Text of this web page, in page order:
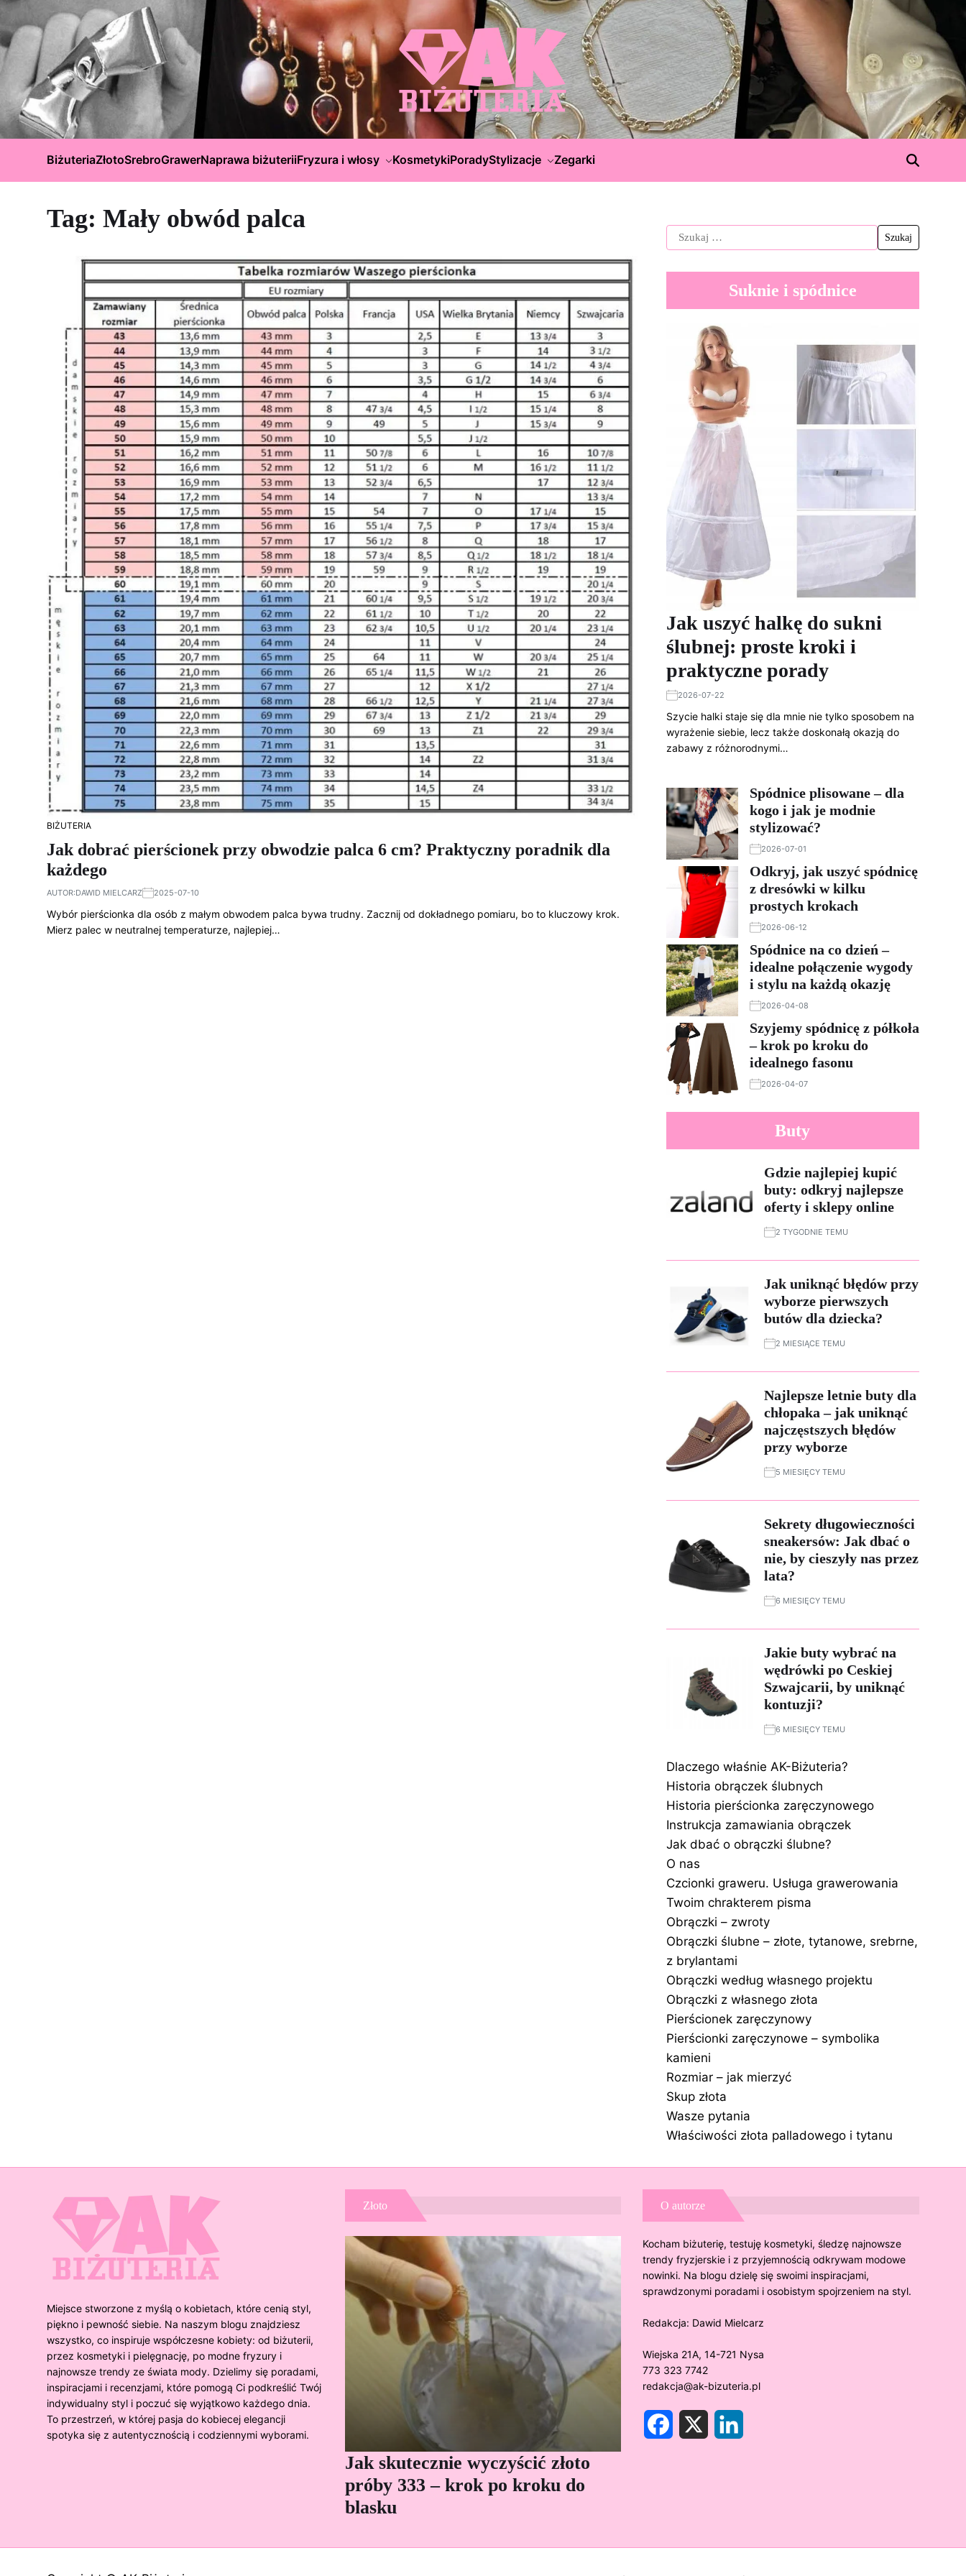
BiżuteriaZłotoSrebroGrawerNaprawa biżuteriiFryzura i włosy KosmetykiPoradyStylizacje Zegarki
Tag: Mały obwód palca
BIŻUTERIA
Jak dobrać pierścionek przy obwodzie palca 6 cm? Praktyczny poradnik dla
każdego
AUTOR:DAWID MIELCARZ 2025-07-10
Wybór pierścionka dla osób z małym obwodem palca bywa trudny. Zacznij od dokładnego pomiaru, bo to kluczowy krok.
Mierz palec w neutralnej temperaturze, najlepiej…
Suknie i spódnice
Jak uszyć halkę do sukni
ślubnej: proste kroki i
praktyczne porady
2026-07-22
Szycie halki staje się dla mnie nie tylko sposobem na
wyrażenie siebie, lecz także doskonałą okazją do
zabawy z różnorodnymi…
Spódnice plisowane – dla
kogo i jak je modnie
stylizować?
2026-07-01
Odkryj, jak uszyć spódnicę
z dresówki w kilku
prostych krokach
2026-06-12
Spódnice na co dzień –
idealne połączenie wygody
i stylu na każdą okazję
2026-04-08
Szyjemy spódnicę z półkoła
– krok po kroku do
idealnego fasonu
2026-04-07
Buty
Gdzie najlepiej kupić
buty: odkryj najlepsze
oferty i sklepy online
2 TYGODNIE TEMU
Jak uniknąć błędów przy
wyborze pierwszych
butów dla dziecka?
2 MIESIĄCE TEMU
Najlepsze letnie buty dla
chłopaka – jak uniknąć
najczęstszych błędów
przy wyborze
5 MIESIĘCY TEMU
Sekrety długowieczności
sneakersów: Jak dbać o
nie, by cieszyły nas przez
lata?
6 MIESIĘCY TEMU
Jakie buty wybrać na
wędrówki po Ceskiej
Szwajcarii, by uniknąć
kontuzji?
6 MIESIĘCY TEMU
Dlaczego właśnie AK-Biżuteria?
Historia obrączek ślubnych
Historia pierścionka zaręczynowego
Instrukcja zamawiania obrączek
Jak dbać o obrączki ślubne?
O nas
Czcionki graweru. Usługa grawerowania
Twoim chrakterem pisma
Obrączki – zwroty
Obrączki ślubne – złote, tytanowe, srebrne,
z brylantami
Obrączki według własnego projektu
Obrączki z własnego złota
Pierścionek zaręczynowy
Pierścionki zaręczynowe – symbolika
kamieni
Rozmiar – jak mierzyć
Skup złota
Wasze pytania
Właściwości złota palladowego i tytanu
Miejsce stworzone z myślą o kobietach, które cenią styl,
piękno i pewność siebie. Na naszym blogu znajdziesz
wszystko, co inspiruje współczesne kobiety: od biżuterii,
przez kosmetyki i pielęgnację, po modne fryzury i
najnowsze trendy ze świata mody. Dzielimy się poradami,
inspiracjami i recenzjami, które pomogą Ci podkreślić Twój
indywidualny styl i poczuć się wyjątkowo każdego dnia.
To przestrzeń, w której pasja do kobiecej elegancji
spotyka się z autentycznością i codziennymi wyborami.
Złoto
Jak skutecznie wyczyścić złoto
próby 333 – krok po kroku do
blasku
O autorze
Kocham biżuterię, testuję kosmetyki, śledzę najnowsze
trendy fryzjerskie i z przyjemnością odkrywam modowe
nowinki. Na blogu dzielę się swoimi inspiracjami,
sprawdzonymi poradami i osobistym spojrzeniem na styl.
Redakcja: Dawid Mielcarz
Wiejska 21A, 14-721 Nysa
773 323 7742
redakcja@ak-bizuteria.pl
X